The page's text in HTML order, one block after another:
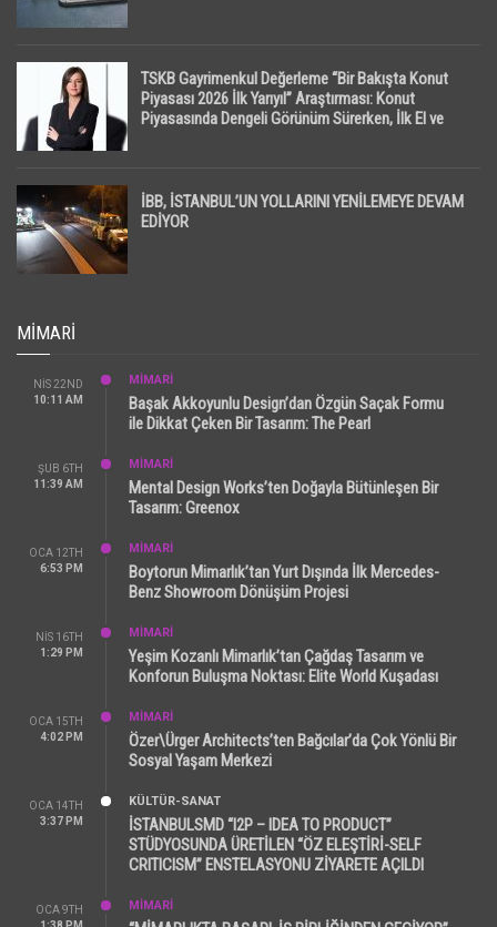
TSKB Gayrimenkul Değerleme “Bir Bakışta Konut
Piyasası 2026 İlk Yarıyıl” Araştırması: Konut
Piyasasında Dengeli Görünüm Sürerken, İlk El ve
İBB, İSTANBUL’UN YOLLARINI YENİLEMEYE DEVAM
EDİYOR
MIMARI
NIS 22ND
10:11 AM
MİMARİ
Başak Akkoyunlu Design’dan Özgün Saçak Formu
ile Dikkat Çeken Bir Tasarım: The Pearl
ŞUB 6TH
11:39 AM
MİMARİ
Mental Design Works’ten Doğayla Bütünleşen Bir
Tasarım: Greenox
OCA 12TH
6:53 PM
MİMARİ
Boytorun Mimarlık’tan Yurt Dışında İlk Mercedes-
Benz Showroom Dönüşüm Projesi
NIS 16TH
1:29 PM
MİMARİ
Yeşim Kozanlı Mimarlık’tan Çağdaş Tasarım ve
Konforun Buluşma Noktası: Elite World Kuşadası
OCA 15TH
4:02 PM
MİMARİ
Özer\Ürger Architects’ten Bağcılar’da Çok Yönlü Bir
Sosyal Yaşam Merkezi
OCA 14TH
3:37 PM
KÜLTÜR-SANAT
İSTANBULSMD “I2P – IDEA TO PRODUCT”
STÜDYOSUNDA ÜRETİLEN “ÖZ ELEŞTİRİ-SELF
CRITICISM” ENSTELASYONU ZİYARETE AÇILDI
OCA 9TH
MİMARİ